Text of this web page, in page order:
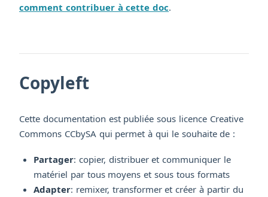
comment contribuer à cette doc.
Copyleft
Cette documentation est publiée sous licence Creative
Commons CCbySA qui permet à qui le souhaite de :
Partager: copier, distribuer et communiquer le
matériel par tous moyens et sous tous formats
Adapter: remixer, transformer et créer à partir du